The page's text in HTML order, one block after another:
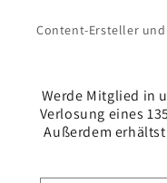
Content-Ersteller
Werde Mitglied in
Verlosung eines
Außerdem